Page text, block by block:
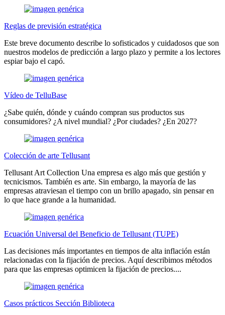
Reglas de previsión estratégica
Este breve documento describe lo sofisticados y cuidadosos que son
nuestros modelos de predicción a largo plazo y permite a los lectores
espiar bajo el capó.
Vídeo de TelluBase
¿Sabe quién, dónde y cuándo compran sus productos sus
consumidores? ¿A nivel mundial? ¿Por ciudades? ¿En 2027?
Colección de arte Tellusant
Tellusant Art Collection Una empresa es algo más que gestión y
tecnicismos. También es arte. Sin embargo, la mayoría de las
empresas atraviesan el tiempo con un brillo apagado, sin pensar en
lo que hace grande a la humanidad.
Ecuación Universal del Beneficio de Tellusant (TUPE)
Las decisiones más importantes en tiempos de alta inflación están
relacionadas con la fijación de precios. Aquí describimos métodos
para que las empresas optimicen la fijación de precios....
Casos prácticos Sección Biblioteca